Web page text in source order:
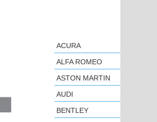
ACURA
ALFA ROMEO
ASTON MARTIN
AUDI
BENTLEY